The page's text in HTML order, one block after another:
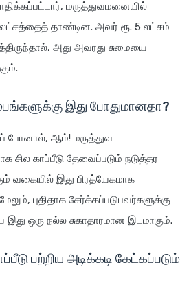
மருத்துவமனையில்
லட்சத்தைத் தாண்டின. அவர் ரூ. 5 லட்சம்
அது அவரது சுமையை
இது போதுமானதா?
போனால், ஆம்! மருத்துவ
சில காப்பீடு தேவைப்படும் நடுத்தர
வகையில் இது பிரத்யேகமாக
புதிதாக சேர்க்கப்படுபவர்களுக்கு
இது ஒரு நல்ல சுகாதாரமான இடமாகும்.
பற்றிய அடிக்கடி கேட்கப்படும்